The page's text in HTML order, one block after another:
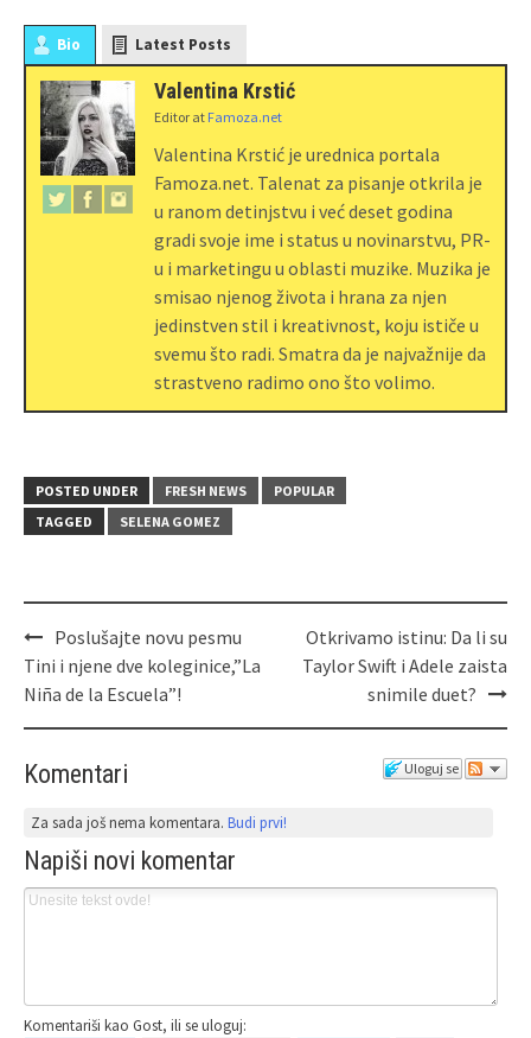
Bio Latest Posts
Valentina Krstić
Editor at Famoza.net
Valentina Krstić je urednica portala
Famoza.net. Talenat za pisanje otkrila je
u ranom detinjstvu i već deset godina
gradi svoje ime i status u novinarstvu, PR-
u i marketingu u oblasti muzike. Muzika je
smisao njenog života i hrana za njen
jedinstven stil i kreativnost, koju ističe u
svemu što radi. Smatra da je najvažnije da
strastveno radimo ono što volimo.
POSTED UNDER FRESH NEWS
POPULAR
TAGGED
SELENA GOMEZ
Poslušajte novu pesmu
Tini i njene dve koleginice,”La
Niña de la Escuela”!
Otkrivamo istinu: Da li su
Taylor Swift i Adele zaista
snimile duet?
Uloguj se
Komentari
Za sada još nema komentara.Budi prvi!
Napiši novi komentar
Komentariši kao Gost, ili se uloguj: